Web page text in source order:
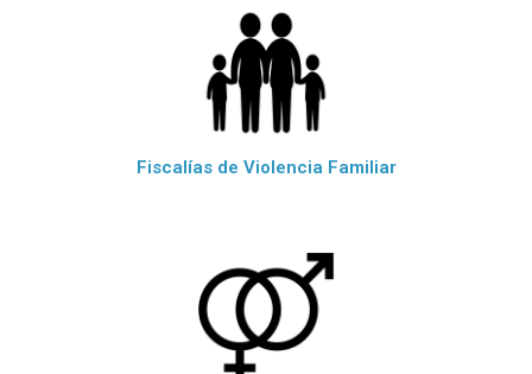
Fiscalías de Violencia Familiar